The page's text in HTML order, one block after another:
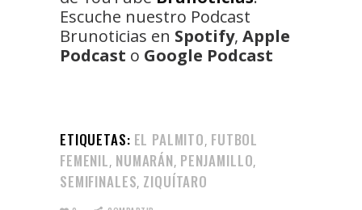
Escuche nuestro Podcast
Brunoticias en Spotify, Apple
Podcast o Google Podcast
ETIQUETAS: EL PALMITO, FUTBOL
FEMENIL, NUMARÁN, PENJAMILLO,
SEMIFINALES, ZIQUÍTARO